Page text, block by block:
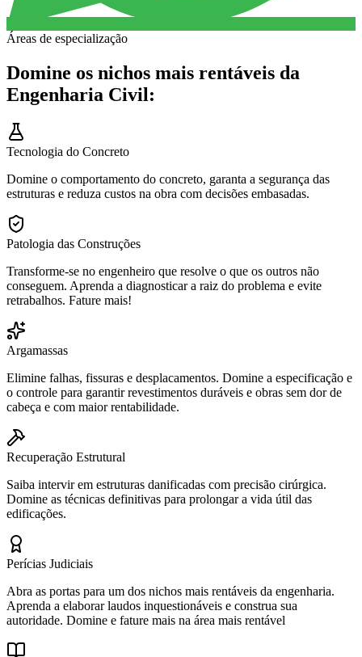
Áreas de especialização
Domine os nichos mais rentáveis da
Engenharia Civil:
Tecnologia do Concreto
Domine o comportamento do concreto, garanta a segurança das
estruturas e reduza custos na obra com decisões embasadas.
Patologia das Construções
Transforme-se no engenheiro que resolve o que os outros não
conseguem. Aprenda a diagnosticar a raiz do problema e evite
retrabalhos. Fature mais!
Argamassas
Elimine falhas, fissuras e desplacamentos. Domine a especificação e
o controle para garantir revestimentos duráveis e obras sem dor de
cabeça e com maior rentabilidade.
Recuperação Estrutural
Saiba intervir em estruturas danificadas com precisão cirúrgica.
Domine as técnicas definitivas para prolongar a vida útil das
edificações.
Perícias Judiciais
Abra as portas para um dos nichos mais rentáveis da engenharia.
Aprenda a elaborar laudos inquestionáveis e construa sua
autoridade. Domine e fature mais na área mais rentável